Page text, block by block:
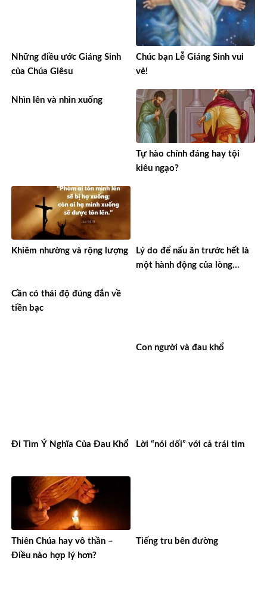
Những điều ước Giáng Sinh
của Chúa Giêsu
Chúc bạn Lễ Giáng Sinh vui
vẻ!
Nhìn lên và nhìn xuống
Tự hào chính đáng hay tội
kiêu ngạo?
Khiêm nhường và rộng lượng
Lý do để nấu ăn trước hết là
một hành động của lòng
Cần có thái độ đúng đắn về
tiền bạc
Con người và đau khổ
Đi Tìm Ý Nghĩa Của Đau Khổ Lời “nói dối” với cả trái tim
Thiên Chúa hay vô thần –
Điều nào hợp lý hơn?
Tiếng tru bên đường